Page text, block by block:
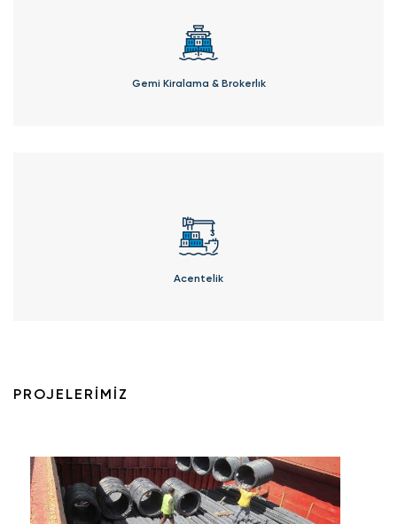
Gemi Kiralama & Brokerlık
Acentelik
PROJELERİMİZ